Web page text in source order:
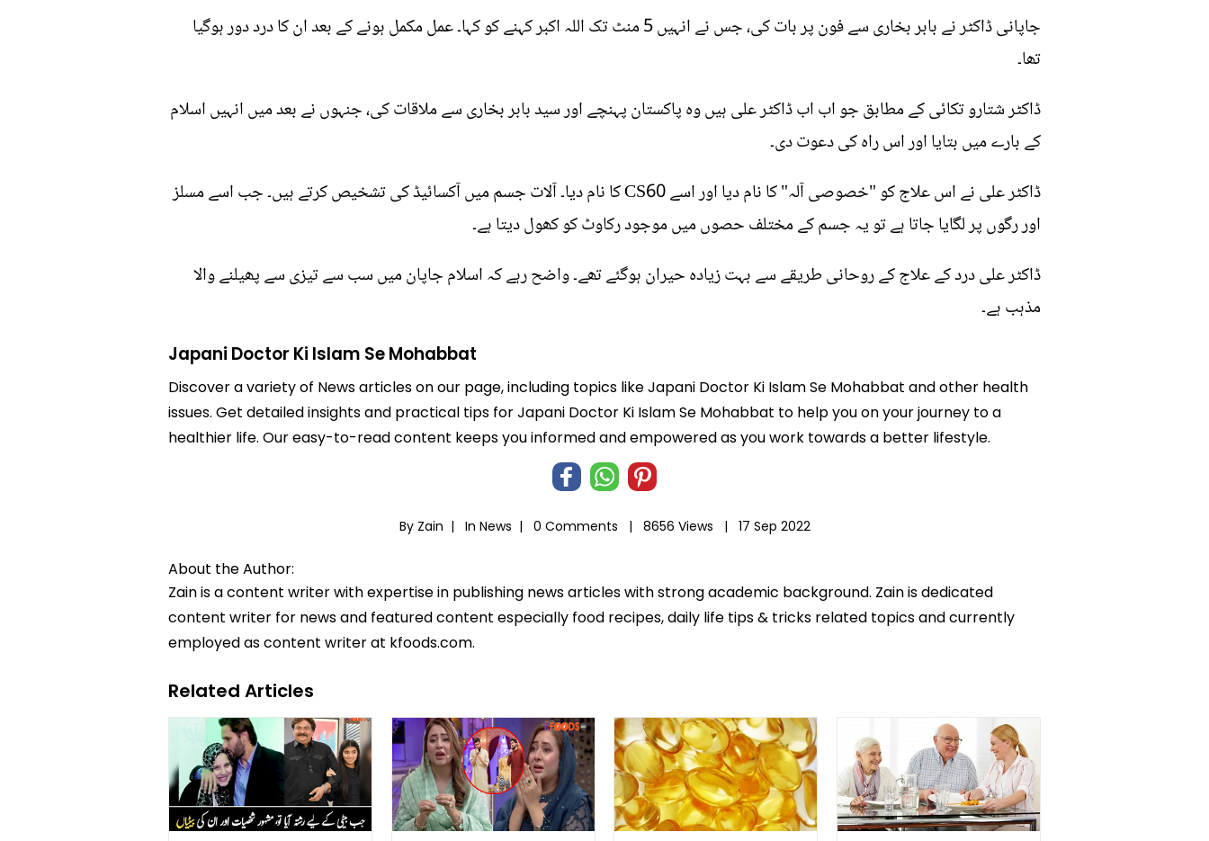
جاپانی ڈاکٹر نے بابر بخاری سے فون پر بات کی، جس نے انہیں 5 منٹ تک اللہ اکبر کہنے کو کہا۔ عمل مکمل ہونے کے بعد ان کا درد دور ہوگیا
تھا۔
ڈاکٹر شتارو تکائی کے مطابق جو اب اب ڈاکٹر علی ہیں وہ پاکستان پہنچے اور سید بابر بخاری سے ملاقات کی، جنہوں نے بعد میں انہیں اسلام
کے بارے میں بتایا اور اس راہ کی دعوت دی۔
ڈاکٹر علی نے اس علاج کو "خصوصی آلہ" کا نام دیا اور اسے CS60 کا نام دیا۔ آلات جسم میں آکسائیڈ کی تشخیص کرتے ہیں۔ جب اسے مسلز
اور رگوں پر لگایا جاتا ہے تو یہ جسم کے مختلف حصوں میں موجود رکاوٹ کو کھول دیتا ہے۔
ڈاکٹر علی درد کے علاج کے روحانی طریقے سے بہت زیادہ حیران ہوگئے تھے۔ واضح رہے کہ اسلام جاپان میں سب سے تیزی سے پھیلنے والا
مذہب ہے۔
Japani Doctor Ki Islam Se Mohabbat
Discover a variety of News articles on our page, including topics like Japani Doctor Ki Islam Se Mohabbat and other health
issues. Get detailed insights and practical tips for Japani Doctor Ki Islam Se Mohabbat to help you on your journey to a
healthier life. Our easy-to-read content keeps you informed and empowered as you work towards a better lifestyle.
By Zain | In News | 0 Comments | 8656 Views | 17 Sep 2022
About the Author:
Zain is a content writer with expertise in publishing news articles with strong academic background. Zain is dedicated
content writer for news and featured content especially food recipes, daily life tips & tricks related topics and currently
employed as content writer at kfoods.com.
Related Articles